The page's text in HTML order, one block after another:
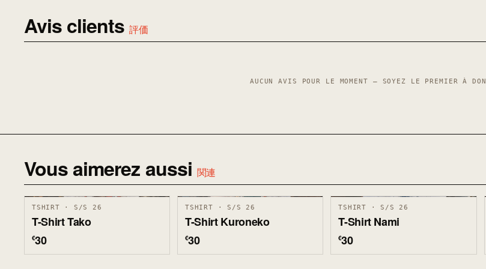
Avis clients 評価
AUCUN AVIS POUR LE MOMENT — SOYEZ LE PREMIER À
Vous aimerez aussi 関連
TSHIRT · S/S 26
T-Shirt Tako
€30
TSHIRT · S/S 26
T-Shirt Kuroneko
€30
TSHIRT · S/S 26
T-Shirt Nami
€30